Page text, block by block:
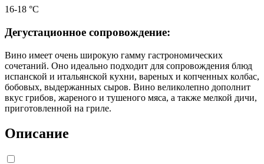
16-18 °С
Дегустационное сопровождение:
Вино имеет очень широкую гамму гастрономических
сочетаний. Оно идеально подходит для сопровождения блюд
испанской и итальянской кухни, вареных и копченных колбас,
бобовых, выдержанных сыров. Вино великолепно дополнит
вкус грибов, жареного и тушеного мяса, а также мелкой дичи,
приготовленной на гриле.
Описание